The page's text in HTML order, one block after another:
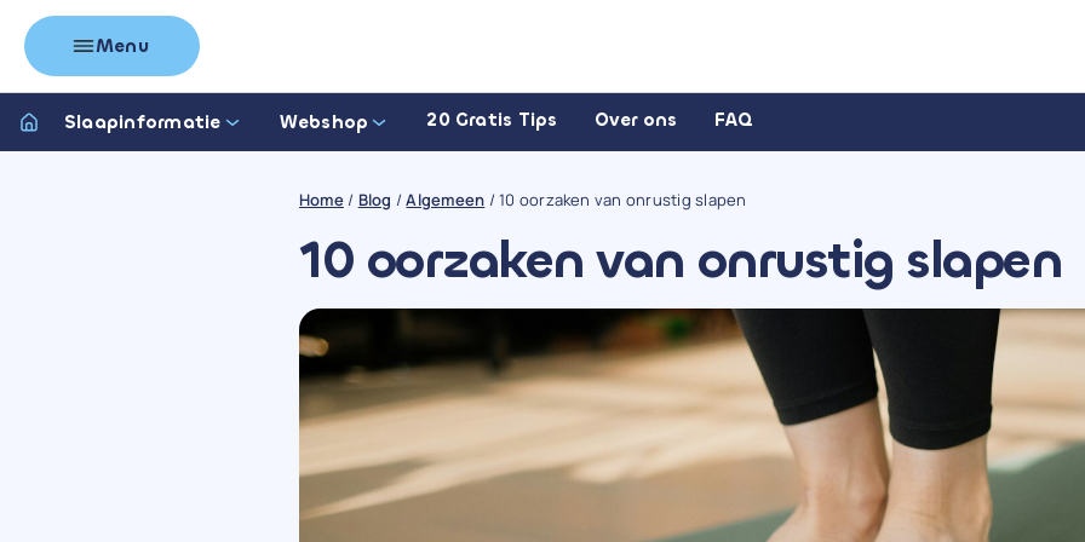
Menu
Slaapinformatie Webshop 20 Gratis Tips Over ons FAQ
Home/ Blog /Algemeen /10 oorzaken van onrustig slapen
10 oorzaken van onrustig slapen